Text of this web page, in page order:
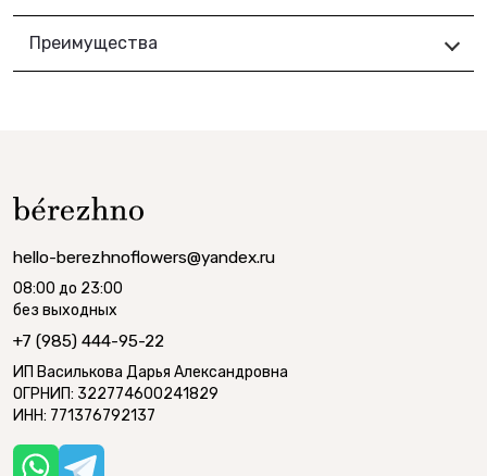
Преимущества
hello-berezhnoflowers@yandex.ru
08:00 до 23:00
без выходных
+7 (985) 444-95-22
ИП Василькова Дарья Александровна
ОГРНИП: 322774600241829
ИНН: 771376792137